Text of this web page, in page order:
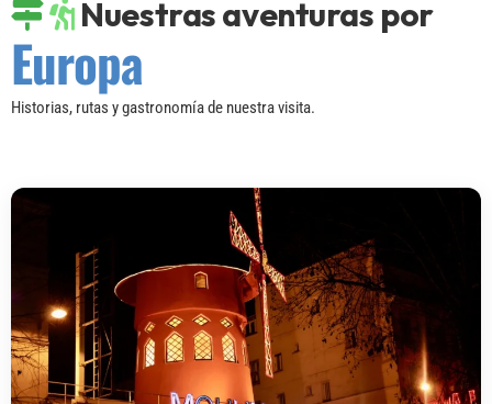
Nuestras aventuras por
Europa
Historias, rutas y gastronomía de nuestra visita.